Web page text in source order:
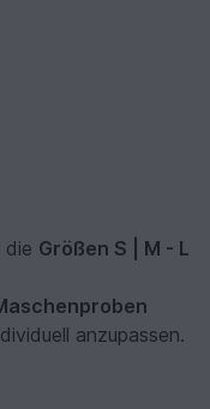
die Größen S | M - L
anzupassen.